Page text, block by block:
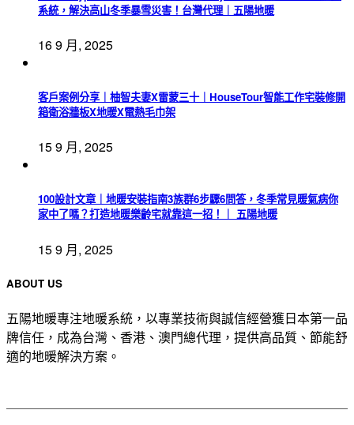
系統，解決高山冬季暴雪災害！台灣代理｜五陽地暖
16 9 月, 2025
客戶案例分享｜柚智夫妻X雷蒙三十｜HouseTour智能工作宅裝修開
箱衛浴牆板X地暖X電熱毛巾架
15 9 月, 2025
100設計文章｜地暖安裝指南3族群6步驟6問答，冬季常見暖氣病你
家中了嗎？打造地暖樂齡宅就靠這一招！｜ 五陽地暖
15 9 月, 2025
ABOUT US
五陽地暖專注地暖系統，以專業技術與誠信經營獲日本第一品
牌信任，成為台灣、香港、澳門總代理，提供高品質、節能舒
適的地暖解決方案。